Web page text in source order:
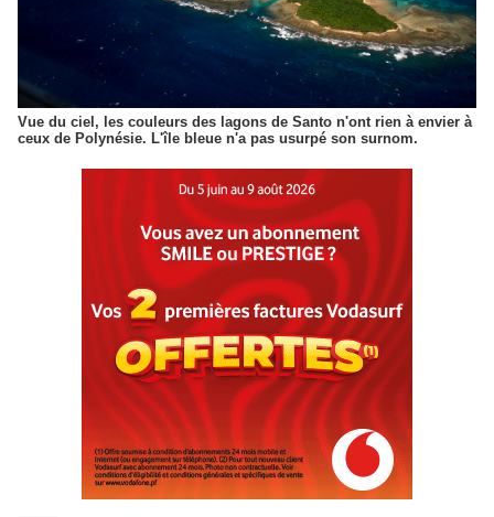
Vue du ciel, les couleurs des lagons de Santo n'ont rien à envier à
ceux de Polynésie. L'île bleue n'a pas usurpé son surnom.